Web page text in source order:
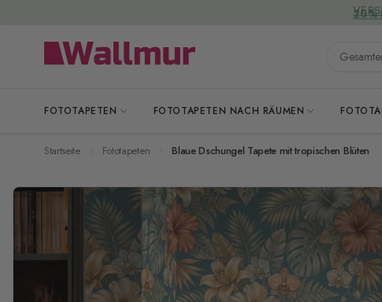
FOTOTAPETEN FOTOTAPETEN NACH RÄUMEN
Startseite Fototapeten Blaue Dschungel Tapete mit tropischen Blüten